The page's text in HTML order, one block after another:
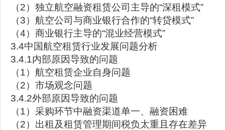
（2）独立航空融资租赁公司主导的“深租模式”
（3）航空公司与商业银行合作的“转贷模式”
（4）商业银行主导的“混业经营模式”
3.4中国航空租赁行业发展问题分析
3.4.1内部原因导致的问题
（1）航空租赁企业自身问题
（2）市场观念问题
3.4.2外部原因导致的问题
（1）采购环节中融资渠道单一、融资困难
（2）出租及租赁管理期间税负太重且存在差异